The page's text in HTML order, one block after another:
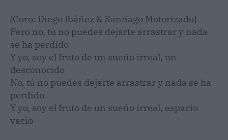
[Coro: Diego Ibáñez & Santiago Motorizado]
Pero no, tú no puedes dejarte arrastrar y nada
se ha perdido
Y yo, soy el fruto de un sueño irreal, un
desconocido
No, tú no puedes dejarte arrastrar y nada se ha
perdido
Y yo, soy el fruto de un sueño irreal, espacio
vacío